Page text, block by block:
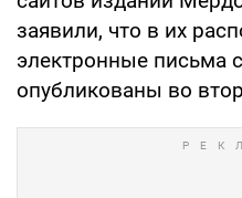
заявили, что в их
электронные письма
опубликованы во